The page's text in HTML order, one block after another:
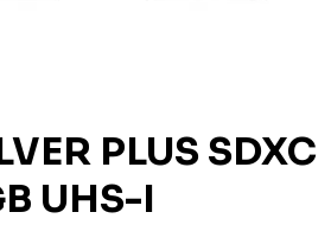
PLUS SDXC
UHS-I